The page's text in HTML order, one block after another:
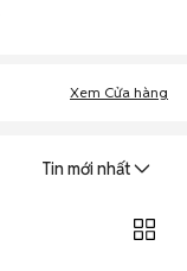
Xem Cửa hàng
Tin mới nhất